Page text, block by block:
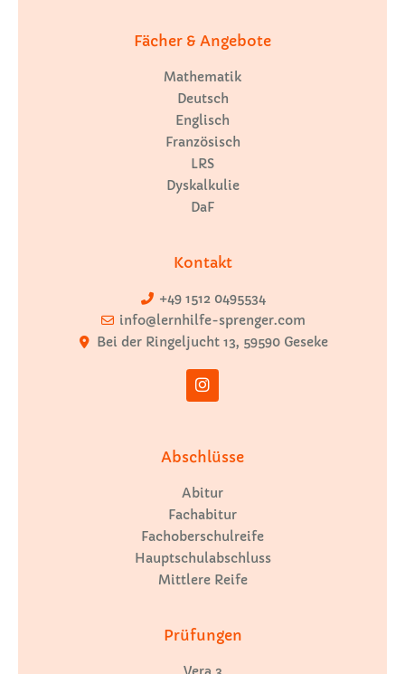
Fächer & Angebote
Mathematik
Deutsch
Englisch
Französisch
LRS
Dyskalkulie
DaF
Kontakt
+49 1512 0495534
info@lernhilfe-sprenger.com
Bei der Ringeljucht 13, 59590 Geseke
Abschlüsse
Abitur
Fachabitur
Fachoberschulreife
Hauptschulabschluss
Mittlere Reife
Prüfungen